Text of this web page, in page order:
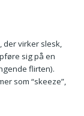
virker slesk,
sig på en
flirten).
som “skeeze”,